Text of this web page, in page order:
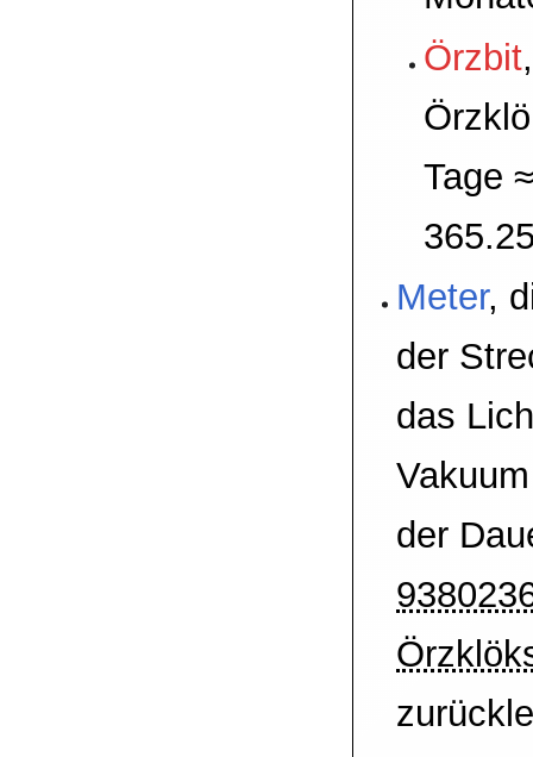
Örzbit
Tage
Meter,
der
das
der